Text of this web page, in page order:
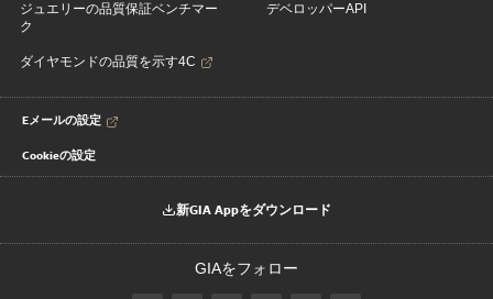
ジュエリーの品質保証ベンチマー
ク
ダイヤモンドの品質を示す4C
デベロッパーAPI
Eメールの設定
Cookieの設定
新GIA Appをダウンロード
GIAをフォロー